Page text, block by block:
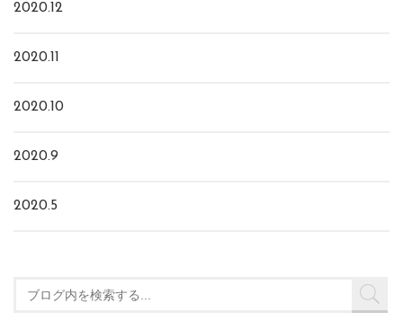
2020.12
2020.11
2020.10
2020.9
2020.5